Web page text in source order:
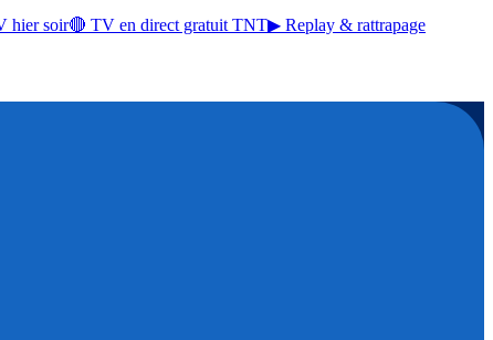
hier soir🔴 TV en direct gratuit TNT▶ Replay & rattrapage